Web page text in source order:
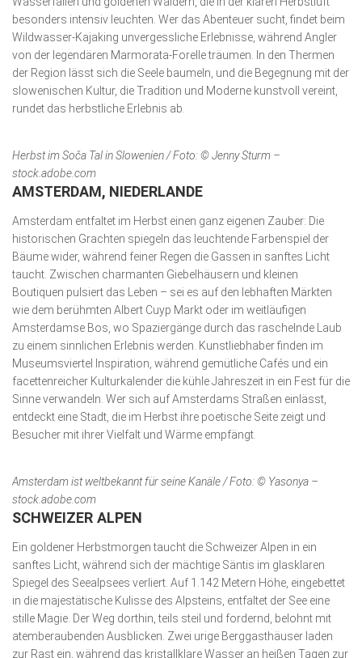
besonders intensiv leuchten. Wer das Abenteuer sucht, findet beim
Wildwasser-Kajaking unvergessliche Erlebnisse, während Angler
von der legendären Marmorata-Forelle träumen. In den Thermen
der Region lässt sich die Seele baumeln, und die Begegnung mit der
slowenischen Kultur, die Tradition und Moderne kunstvoll vereint,
rundet das herbstliche Erlebnis ab.
Herbst im Soča Tal in Slowenien / Foto: © Jenny Sturm –
stock.adobe.com
AMSTERDAM, NIEDERLANDE
Amsterdam entfaltet im Herbst einen ganz eigenen Zauber: Die
historischen Grachten spiegeln das leuchtende Farbenspiel der
Bäume wider, während feiner Regen die Gassen in sanftes Licht
taucht. Zwischen charmanten Giebelhäusern und kleinen
Boutiquen pulsiert das Leben – sei es auf den lebhaften Märkten
wie dem berühmten Albert Cuyp Markt oder im weitläufigen
Amsterdamse Bos, wo Spaziergänge durch das raschelnde Laub
zu einem sinnlichen Erlebnis werden. Kunstliebhaber finden im
Museumsviertel Inspiration, während gemütliche Cafés und ein
facettenreicher Kulturkalender die kühle Jahreszeit in ein Fest für die
Sinne verwandeln. Wer sich auf Amsterdams Straßen einlässt,
entdeckt eine Stadt, die im Herbst ihre poetische Seite zeigt und
Besucher mit ihrer Vielfalt und Wärme empfängt.
Amsterdam ist weltbekannt für seine Kanäle / Foto: © Yasonya –
stock.adobe.com
SCHWEIZER ALPEN
Ein goldener Herbstmorgen taucht die Schweizer Alpen in ein
sanftes Licht, während sich der mächtige Säntis im glasklaren
Spiegel des Seealpsees verliert. Auf 1.142 Metern Höhe, eingebettet
in die majestätische Kulisse des Alpsteins, entfaltet der See eine
stille Magie. Der Weg dorthin, teils steil und fordernd, belohnt mit
atemberaubenden Aus­blicken. Zwei urige Berggasthäuser laden
zur Rast ein, während das kristallklare Wasser an heißen Tagen zur